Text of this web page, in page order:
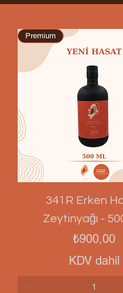
Premium
341R Erken
Zeytinyağı -
Fiyat
₺900,00
KDV dahil